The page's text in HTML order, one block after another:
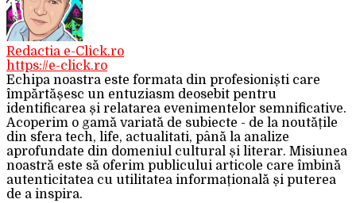
Redactia e-Click.ro
https://e-click.ro
Echipa noastra este formata din profesioniști care
împărtășesc un entuziasm deosebit pentru
identificarea și relatarea evenimentelor semnificative.
Acoperim o gamă variată de subiecte - de la noutățile
din sfera tech, life, actualitati, până la analize
aprofundate din domeniul cultural și literar. Misiunea
noastră este să oferim publicului articole care îmbină
autenticitatea cu utilitatea informațională și puterea
de a inspira.